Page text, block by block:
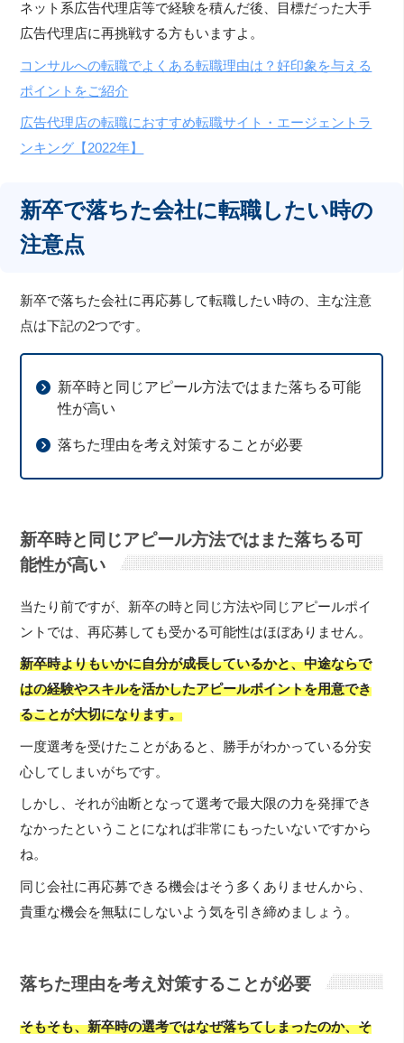
ネット系広告代理店等で経験を積んだ後、目標だった大手
広告代理店に再挑戦する方もいますよ。
コンサルへの転職でよくある転職理由は？好印象を与える
ポイントをご紹介
広告代理店の転職におすすめ転職サイト・エージェントラ
ンキング【2022年】
新卒で落ちた会社に転職したい時の
注意点
新卒で落ちた会社に再応募して転職したい時の、主な注意
点は下記の2つです。
新卒時と同じアピール方法ではまた落ちる可能
性が高い
落ちた理由を考え対策することが必要
新卒時と同じアピール方法ではまた落ちる可
能性が高い
当たり前ですが、新卒の時と同じ方法や同じアピールポイ
ントでは、再応募しても受かる可能性はほぼありません。
新卒時よりもいかに自分が成長しているかと、中途ならで
はの経験やスキルを活かしたアピールポイントを用意でき
ることが大切になります。
一度選考を受けたことがあると、勝手がわかっている分安
心してしまいがちです。
しかし、それが油断となって選考で最大限の力を発揮でき
なかったということになれば非常にもったいないですから
ね。
同じ会社に再応募できる機会はそう多くありませんから、
貴重な機会を無駄にしないよう気を引き締めましょう。
落ちた理由を考え対策することが必要
そもそも、新卒時の選考ではなぜ落ちてしまったのか、そ